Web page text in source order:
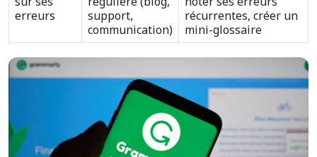
erreurs
support,
communication)
récurrentes, créer un
mini-glossaire